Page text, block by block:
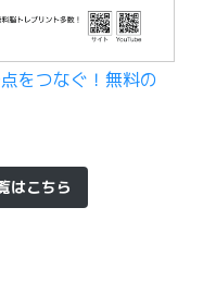
をつなぐ！無料の
はこちら